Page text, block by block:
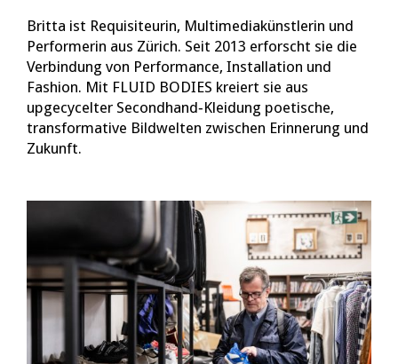
Britta ist Requisiteurin, Multimediakünstlerin und
Performerin aus Zürich. Seit 2013 erforscht sie die
Verbindung von Performance, Installation und
Fashion. Mit FLUID BODIES kreiert sie aus
upgecycelter Secondhand‑Kleidung poetische,
transformative Bildwelten zwischen Erinnerung und
Zukunft.